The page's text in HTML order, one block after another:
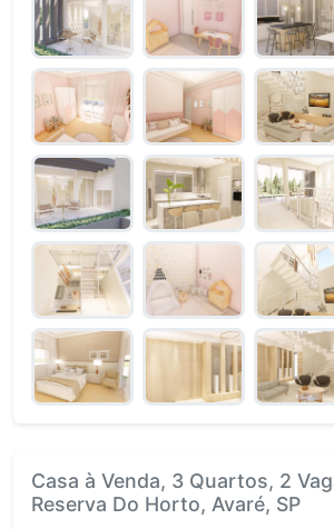
Casa à Venda, 3 Quartos, 2
Reserva Do Horto, Avaré, SP